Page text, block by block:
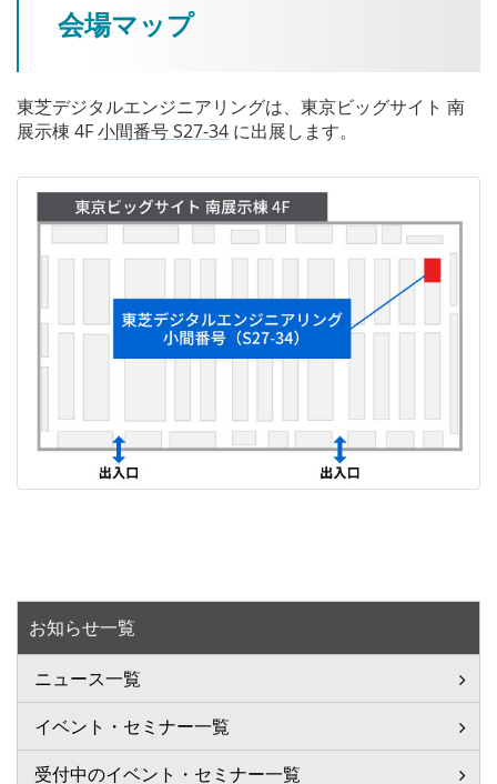
会場マップ
東芝デジタルエンジニアリングは、東京ビッグサイト 南
展示棟 4F小間番号 S27-34 に出展します。
お知らせ一覧
ニュース一覧
イベント・セミナー一覧
受付中のイベント・セミナー一覧